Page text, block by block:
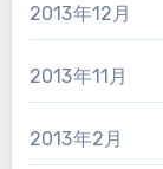
2013年12月
2013年11月
2013年2月